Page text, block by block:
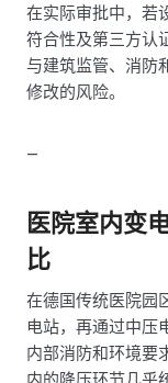
在实际审批中，若
符合性及第三方认
与建筑监管、消防
修改的风险。
—
医院室内变
比
在德国传统医院园
电站，再通过中压
内部消防和环境要